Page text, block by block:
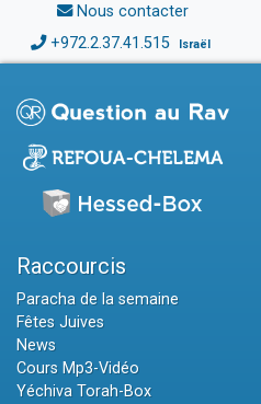
Nous contacter
+972.2.37.41.515 Israël
Raccourcis
Paracha de la semaine
Fêtes Juives
News
Cours Mp3-Vidéo
Yéchiva Torah-Box